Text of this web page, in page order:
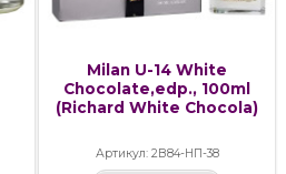
Milan U-14 White
Chocolate,edp., 100ml
(Richard White Chocola)
Артикул: 2В84-НП-38